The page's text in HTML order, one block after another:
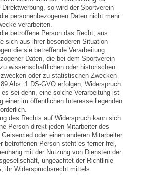
so wird der Sportverein
personenbezogenen Daten nicht mehr
verarbeiten.
betroffene Person das Recht, aus
sich aus ihrer besonderen Situation
die sie betreffende Verarbeitung
Daten, die bei dem Sportverein
wissenschaftlichen oder historischen
oder zu statistischen Zwecken
Abs. 1 DS-GVO erfolgen, Widerspruch
sei denn, eine solche Verarbeitung ist
einer im öffentlichen Interesse liegenden
des Rechts auf Widerspruch kann sich
Person direkt jeden Mitarbeiter des
oder einen anderen Mitarbeiter
betroffenen Person steht es ferner frei,
mit der Nutzung von Diensten der
ungeachtet der Richtlinie
ihr Widerspruchsrecht mittels